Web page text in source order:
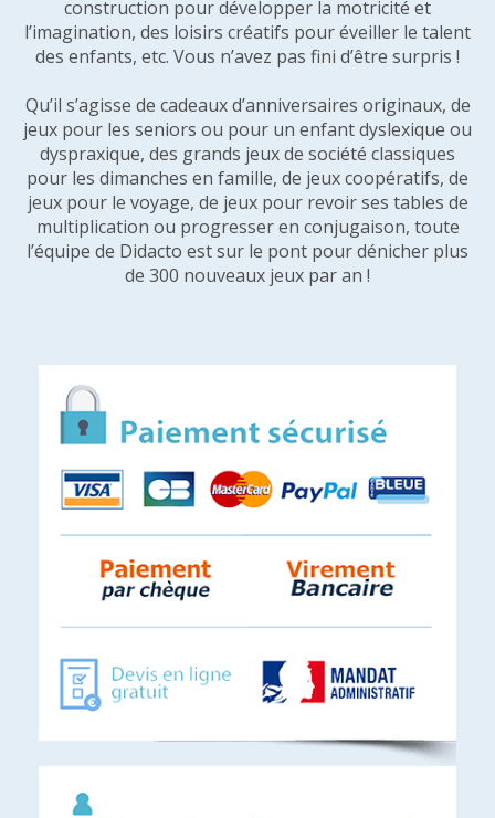
construction pour développer la motricité et
l’imagination, des loisirs créatifs pour éveiller le talent
des enfants, etc. Vous n’avez pas fini d’être surpris !
Qu’il s’agisse de cadeaux d’anniversaires originaux, de
jeux pour les seniors ou pour un enfant dyslexique ou
dyspraxique, des grands jeux de société classiques
pour les dimanches en famille, de jeux coopératifs, de
jeux pour le voyage, de jeux pour revoir ses tables de
multiplication ou progresser en conjugaison, toute
l’équipe de Didacto est sur le pont pour dénicher plus
de 300 nouveaux jeux par an !